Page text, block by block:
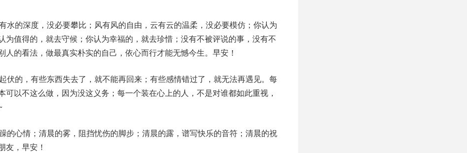
水的深度，没必要攀比；风有风的自由，云有云的温柔，没必要模仿；你认为
为值得的，就去守候；你认为幸福的，就去珍惜；没有不被评说的事，没有不
人的看法，做最真实朴实的自己，依心而行才能无憾今生。早安！
伏的，有些东西失去了，就不能再回来；有些感情错过了，就无法再遇见。每
可以不这么做，因为没这义务；每一个装在心上的人，不是对谁都如此重视，
的心情；清晨的雾，阻挡忧伤的脚步；清晨的露，谱写快乐的音符；清晨的祝
友，早安！